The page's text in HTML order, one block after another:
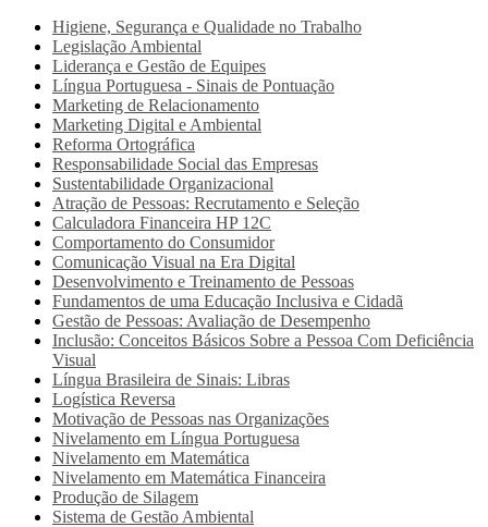
Higiene, Segurança e Qualidade no Trabalho
Legislação Ambiental
Liderança e Gestão de Equipes
Língua Portuguesa - Sinais de Pontuação
Marketing de Relacionamento
Marketing Digital e Ambiental
Reforma Ortográfica
Responsabilidade Social das Empresas
Sustentabilidade Organizacional
Atração de Pessoas: Recrutamento e Seleção
Calculadora Financeira HP 12C
Comportamento do Consumidor
Comunicação Visual na Era Digital
Desenvolvimento e Treinamento de Pessoas
Fundamentos de uma Educação Inclusiva e Cidadã
Gestão de Pessoas: Avaliação de Desempenho
Inclusão: Conceitos Básicos Sobre a Pessoa Com Deficiência
Visual
Língua Brasileira de Sinais: Libras
Logística Reversa
Motivação de Pessoas nas Organizações
Nivelamento em Língua Portuguesa
Nivelamento em Matemática
Nivelamento em Matemática Financeira
Produção de Silagem
Sistema de Gestão Ambiental